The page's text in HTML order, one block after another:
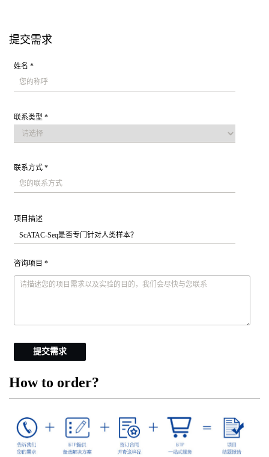
提交需求
姓名 *
联系类型 *
联系方式 *
项目描述
咨询项目 *
提交需求
How to order?